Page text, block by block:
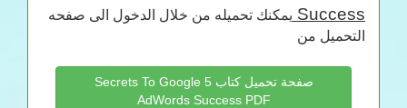
Success يمكنك تحميله من خلال الدخول الى صفحه
التحميل من
صفحة تحميل كتاب 5 Secrets To Google
AdWords Success PDF